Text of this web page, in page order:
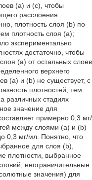
(а) и (с), чтобы
расслоения
плотность слоя (b) по
плотность слоя (а);
экспериментально
достаточно, чтобы
(а) от остальных слоев
верхнего
(а) и (b) не существует, с
плотностей, тем
различных стадиях
значение для
примерно 0,3 мг/
между слоями (а) и (b)
0,3 мг/мл. Понятно, что
для слоя (b),
плотности, выбранное
неограничительные
значения) для